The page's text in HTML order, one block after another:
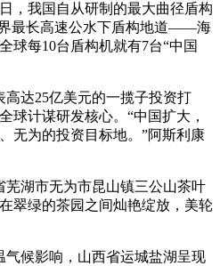
我国自从研制的最大曲径盾构
最长高速公水下盾构地道——海
球每10台盾构机就有7台“中国
达25亿美元的一揽子投资打
球计谋研发核心。“中国扩大，
无为的投资目标地。”阿斯利康
湖市无为市昆山镇三公山茶叶
翠绿的茶园之间灿艳绽放，美轮
候影响，山西省运城盐湖呈现